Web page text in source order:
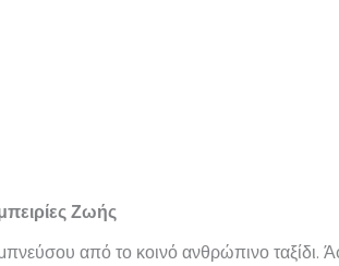
Ζωής
από το κοινό ανθρώπινο ταξίδι.